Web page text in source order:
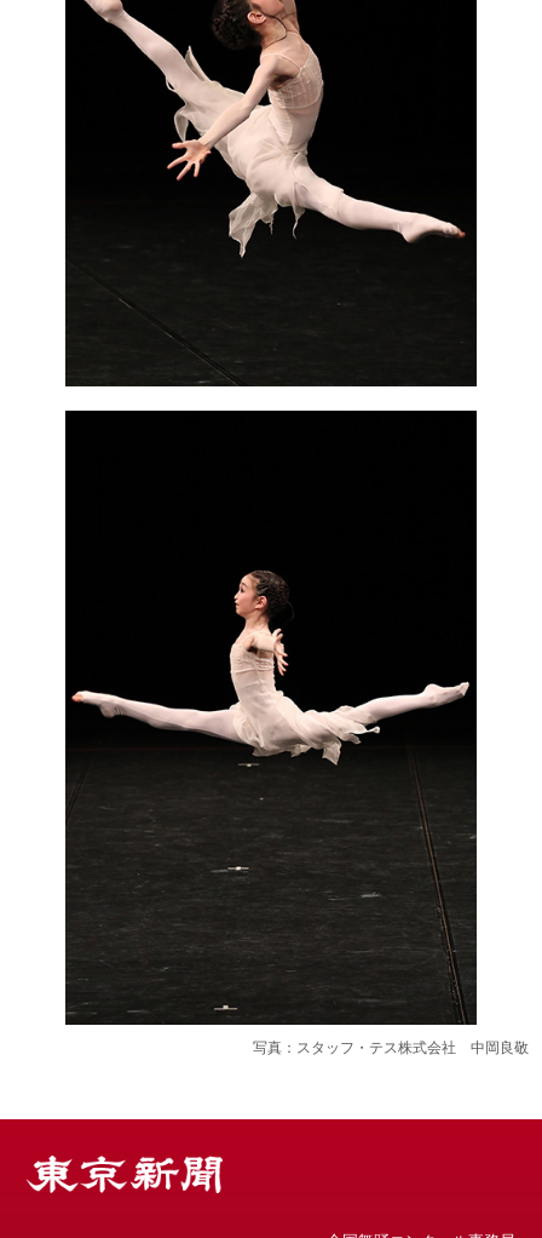
写真：スタッフ・テス株式会社 中岡良敬